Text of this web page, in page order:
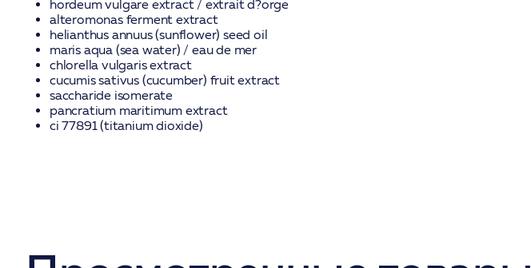
hordeum vulgare extract / extrait d?orge
alteromonas ferment extract
helianthus annuus (sunflower) seed oil
maris aqua (sea water) / eau de mer
chlorella vulgaris extract
cucumis sativus (cucumber) fruit extract
saccharide isomerate
pancratium maritimum extract
ci 77891 (titanium dioxide)